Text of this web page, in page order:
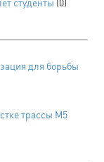
для борьбы
трассы М5